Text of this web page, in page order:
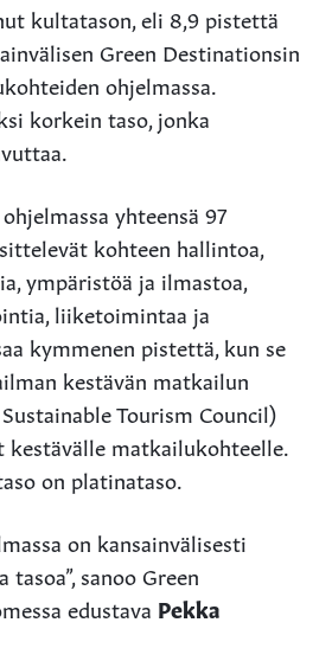
kultatason, eli 8,9 pistettä
Green Destinationsin
ohjelmassa.
korkein taso, jonka
yhteensä 97
kohteen hallintoa,
ympäristöä ja ilmastoa,
liiketoimintaa ja
kymmenen pistettä, kun se
kestävän matkailun
Tourism Council)
matkailukohteelle.
on platinataso.
on kansainvälisesti
sanoo Green
edustava Pekka